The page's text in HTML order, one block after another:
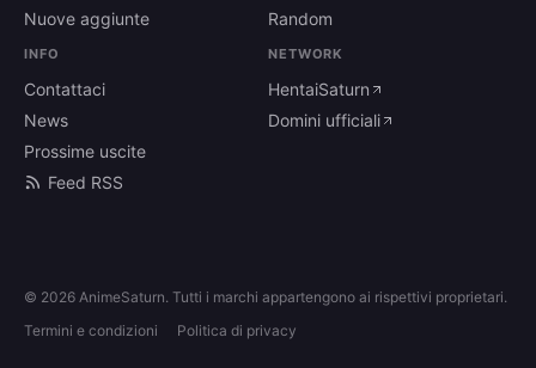
Nuove aggiunte
Random
INFO
Contattaci
News
Prossime uscite
Feed RSS
NETWORK
HentaiSaturn
Domini ufficiali
© 2026 AnimeSaturn. Tutti i marchi appartengono ai rispettivi proprietari.
Termini e condizioni
Politica di privacy